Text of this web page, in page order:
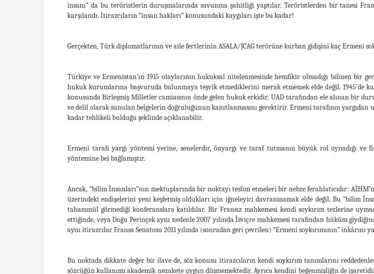
insanı” da bu teröristlerin duruşmalarında savunma şahitliği yaptılar. Teröristlerden bir tanesi
karşılandı. İtirazcıların “insan hakları” konusundaki kaygıları işte bu kadar!
Gerçekten, Türk diplomatlarının ve aile fertlerinin ASALA/JCAG terörüne kurban gidişini kaç Ermeni
Türkiye ve Ermenistan’ın 1915 olaylarının hukuksal nitelenmesinde hemfikir olmadığı bilinen bir
hukuk kurumlarına başvuruda bulunmaya teşvik etmediklerini merak etmemek elde değil. 1945’de
konusunda Birleşmiş Milletler camiasının önde gelen hukuk erkidir. UAD tarafından ele alınan bir
ve delil olarak sunulan belgelerin doğruluğunun kanıtlanmasını gerektirir. Ermeni tarafının
kadar tehlikeli bulduğu şeklinde açıklanabilir.
Ermeni tarafı yargı yöntemi yerine, senelerdir, önyargı ve taraf tutmanın büyük rol oynadığı
yöntemine bel bağlamıştır.
Ancak, “bilim İnsanları”nın mektuplarında bir noktayı teslim etmeleri bir nebze ferahlatıcıdır:
üzerindeki endişelerini yeni keşfetmiş oldukları için iğneleyici davranmamak elde değil. Bu “bilim
tahammül görmediği konferanslara katıldılar. Bir Fransız mahkemesi kendi soykırım tezlerine
ettiğinde, veya Doğu Perinçek aynı nedenle 2007 yılında İsviçre mahkemesi tarafından hüküm
aynı itirazcılar Fransa Senatosu 2011 yılında (sonradan geri çevrilen) “Ermeni soykırımının” inkârını
Bu noktada dikkate değer bir ilave de, söz konusu itirazcıların kendi soykırım tanımlarını
sözcüğün kullanımı akademik nezakete uygun düşmemektedir. Ayrıca kendini beğenmişliğin de